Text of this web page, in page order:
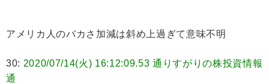
アメリカ人のバカさ加減は斜め上過ぎて意味不明
30: 2020/07/14(火) 16:12:09.53 通りすがりの株投資情報
通